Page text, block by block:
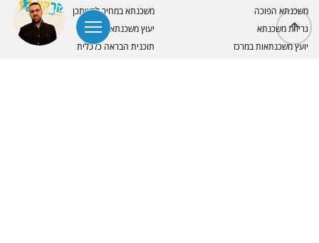
משכנתא הפוכה
משכנתא במחיר למשתכן
גרירת משכנתא
יעוץ משכנתא בצפון
יועץ משכנתאות במרכז
תוכנית הבראה כלכלית